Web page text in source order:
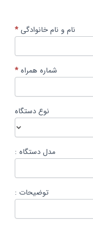
نام و نام خانوادگی*
شماره همراه*
نوع دستگاه
مدل دستگاه :
توضیحات :